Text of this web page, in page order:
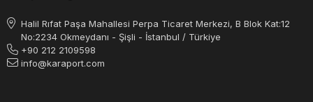
Halil Rıfat Paşa Mahallesi Perpa Ticaret Merkezi, B Blok Kat:12
No:2234 Okmeydanı - Şişli - İstanbul / Türkiye
+90 212 2109598
info@karaport.com